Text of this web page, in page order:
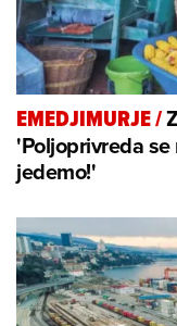
EMEDJIMURJE/
'Poljoprivreda
jedemo!'